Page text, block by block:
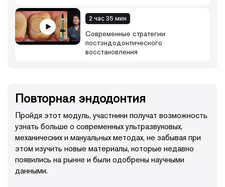
2 час 35 мин
Современные стратегии
постэндодонтического
восстановления
Повторная эндодонтия
Пройдя этот модуль, участники получат возможность
узнать больше о современных ультразвуковых,
механических и мануальных методах, не забывая при
этом изучить новые материалы, которые недавно
появились на рынке и были одобрены научными
данными.